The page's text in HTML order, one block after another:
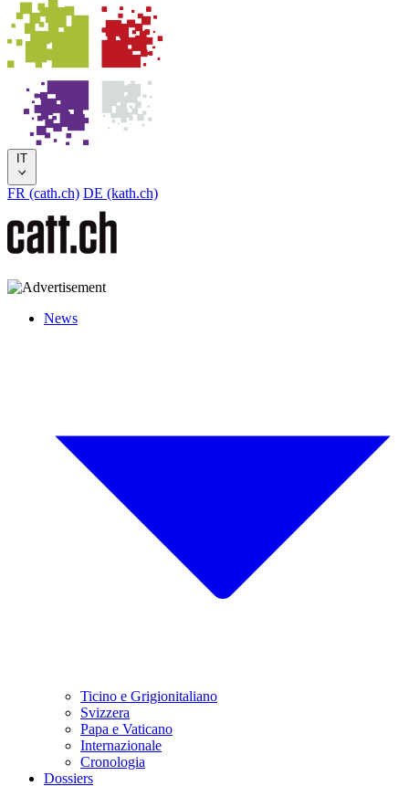
IT
FR (cath.ch) DE (kath.ch)
News
Ticino e Grigionitaliano
Svizzera
Papa e Vaticano
Internazionale
Cronologia
Dossiers